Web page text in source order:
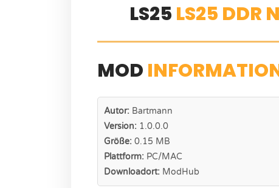
LS25 LS25 DDR
MOD
Autor: Bartmann
Version: 1.0.0.0
Größe: 0.15 MB
Plattform: PC/MAC
Downloadort: ModHub